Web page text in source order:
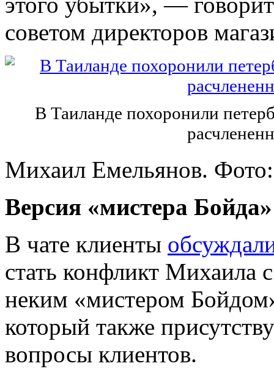
советом директоров
В Таиланде похоронили
Михаил Емельянов.
Версия «мистера Бойда»
В чате клиенты
стать конфликт Михаила
неким «мистером
который также
вопросы клиентов.